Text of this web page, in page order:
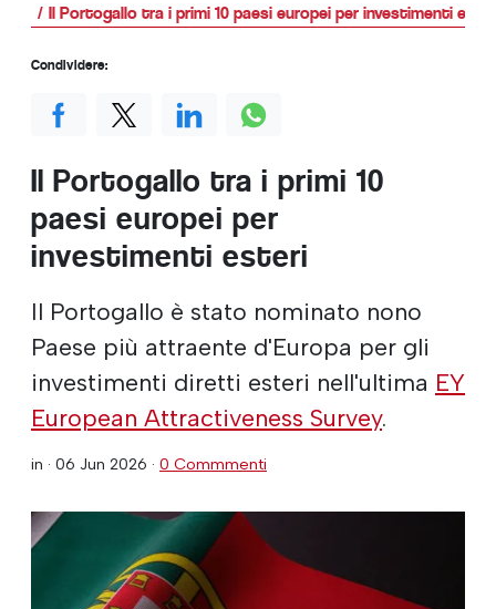
Il Portogallo tra i primi 10 paesi europei per investimenti
Il Portogallo tra i primi 10
paesi europei per
investimenti esteri
Il Portogallo è stato nominato nono
Paese più attraente d'Europa per gli
investimenti diretti esteri nell'ultima EY
European Attractiveness Survey.
in · 06 Jun 2026 · 0 Commmenti
Condividere: